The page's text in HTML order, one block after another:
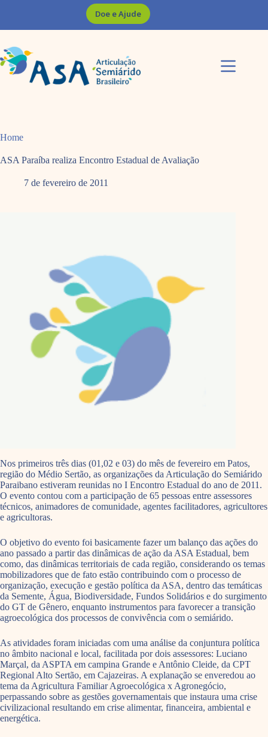
Doe e Ajude
Home
ASA Paraíba realiza Encontro Estadual de Avaliação
7 de fevereiro de 2011
Nos primeiros três dias (01,02 e 03) do mês de fevereiro em Patos,
região do Médio Sertão, as organizações da Articulação do Semiárido
Paraibano estiveram reunidas no I Encontro Estadual do ano de 2011.
O evento contou com a participação de 65 pessoas entre assessores
técnicos, animadores de comunidade, agentes facilitadores, agricultores
e agricultoras.
O objetivo do evento foi basicamente fazer um balanço das ações do
ano passado a partir das dinâmicas de ação da ASA Estadual, bem
como, das dinâmicas territoriais de cada região, considerando os temas
mobilizadores que de fato estão contribuindo com o processo de
organização, execução e gestão política da ASA, dentro das temáticas
da Semente, Água, Biodiversidade, Fundos Solidários e do surgimento
do GT de Gênero, enquanto instrumentos para favorecer a transição
agroecológica dos processos de convivência com o semiárido.
As atividades foram iniciadas com uma análise da conjuntura política
no âmbito nacional e local, facilitada por dois assessores: Luciano
Marçal, da ASPTA em campina Grande e Antônio Cleide, da CPT
Regional Alto Sertão, em Cajazeiras. A explanação se enveredou ao
tema da Agricultura Familiar Agroecológica x Agronegócio,
perpassando sobre as gestões governamentais que instaura uma crise
civilizacional resultando em crise alimentar, financeira, ambiental e
energética.